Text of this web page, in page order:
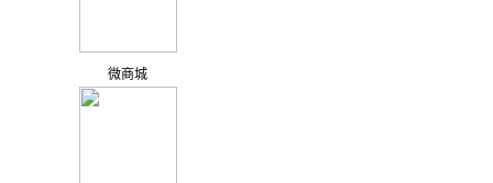
微商城